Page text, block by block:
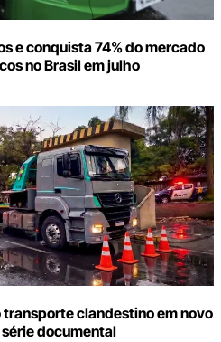
e conquista 74% do mercado
no Brasil em julho
clandestino em novo
documental